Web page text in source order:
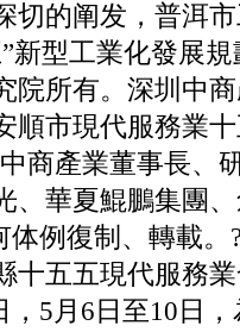
切的阐发，普洱
新型工業化發展
院所有。深圳中
順市現代服務業
商產業董事長、
、華夏鯤鵬集團
例復制、轉載。
十五五現代服務
5月6日至10日